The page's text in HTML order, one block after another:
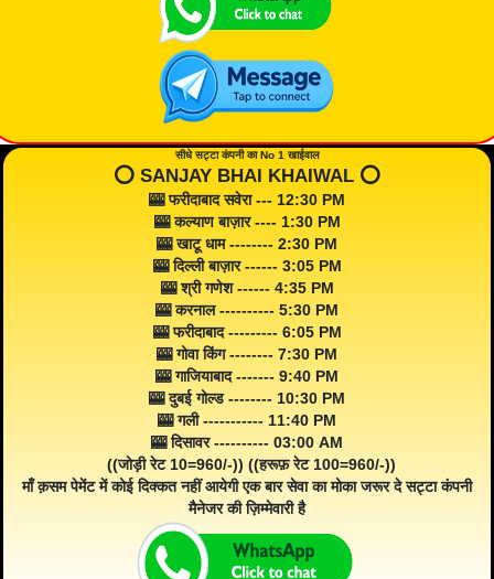
सीधे सट्टा कंपनी का No 1 खाईवाल
⭕️ SANJAY BHAI KHAIWAL ⭕️
🎰 फरीदाबाद सवेरा --- 12:30 PM
🎰 कल्याण बाज़ार ---- 1:30 PM
🎰 खाटू धाम -------- 2:30 PM
🎰 दिल्ली बाज़ार ------ 3:05 PM
🎰 श्री गणेश ------ 4:35 PM
🎰 करनाल ---------- 5:30 PM
🎰 फरीदाबाद --------- 6:05 PM
🎰 गोवा किंग -------- 7:30 PM
🎰 गाजियाबाद ------- 9:40 PM
🎰 दुबई गोल्ड -------- 10:30 PM
🎰 गली ----------- 11:40 PM
🎰 दिसावर ---------- 03:00 AM
((जोड़ी रेट 10=960/-)) ((हरूफ़ रेट 100=960/-))
माँ क़सम पेमेंट में कोई दिक्कत नहीं आयेगी एक बार सेवा का मोका जरूर दे सट्टा कंपनी
मैनेजर की ज़िम्मेवारी है